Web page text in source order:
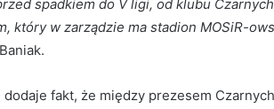
spadkiem do V ligi, od klubu
który w zarządzie ma stadion MOSiR-
fakt, że między prezesem